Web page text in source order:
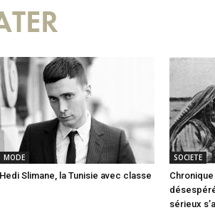
MODE
Hedi Slimane, la Tunisie avec classe
SOCIETE
sérieux